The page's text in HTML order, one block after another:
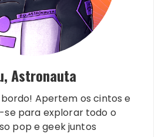
Astronauta
bordo! Apertem os cintos e
para explorar todo o
pop e geek juntos